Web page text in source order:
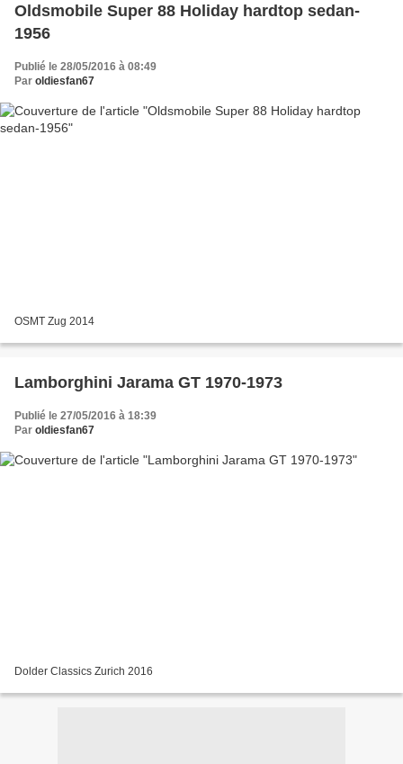
Oldsmobile Super 88 Holiday hardtop sedan-
1956
Publié le 28/05/2016 à 08:49
Par oldiesfan67
OSMT Zug 2014
Lamborghini Jarama GT 1970-1973
Publié le 27/05/2016 à 18:39
Par oldiesfan67
Dolder Classics Zurich 2016